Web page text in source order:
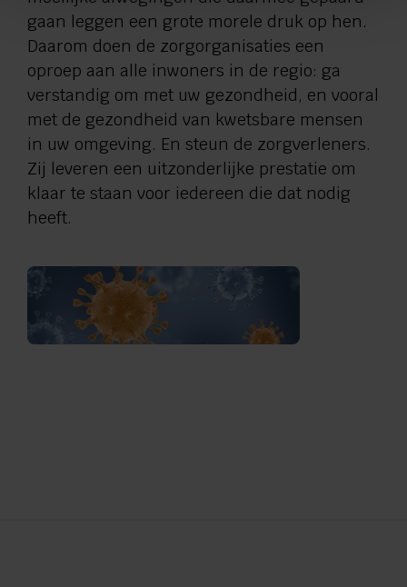
gaan leggen een grote morele druk op hen.
Daarom doen de zorgorganisaties een
oproep aan alle inwoners in de regio: ga
verstandig om met uw gezondheid, en vooral
met de gezondheid van kwetsbare mensen
in uw omgeving. En steun de zorgverleners.
Zij leveren een uitzonderlijke prestatie om
klaar te staan voor iedereen die dat nodig
heeft.